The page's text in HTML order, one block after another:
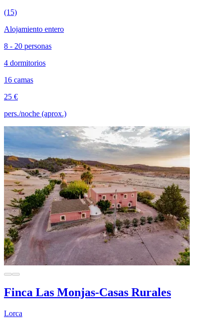
(15)
Alojamiento entero
8 - 20 personas
4 dormitorios
16 camas
25 €
pers./noche (aprox.)
Finca Las Monjas-Casas Rurales
Lorca